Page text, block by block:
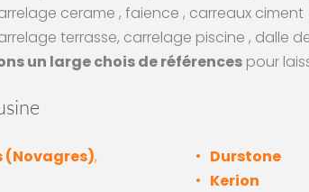
cerame , faience , carreaux ciment
terrasse, carrelage piscine , dalle
un large chois de références pour
(Novagres),
Durstone
Kerion